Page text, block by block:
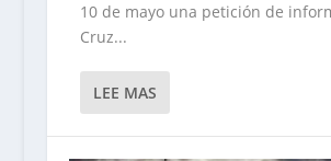
10 de mayo una petición de
Cruz...
LEE MAS